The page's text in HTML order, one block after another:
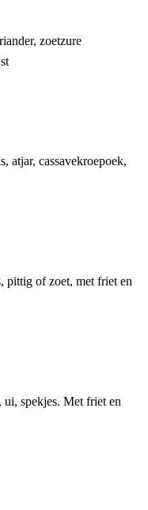
zoetzure
atjar, cassavekroepoek,
pittig of zoet, met friet en
ui, spekjes. Met friet en